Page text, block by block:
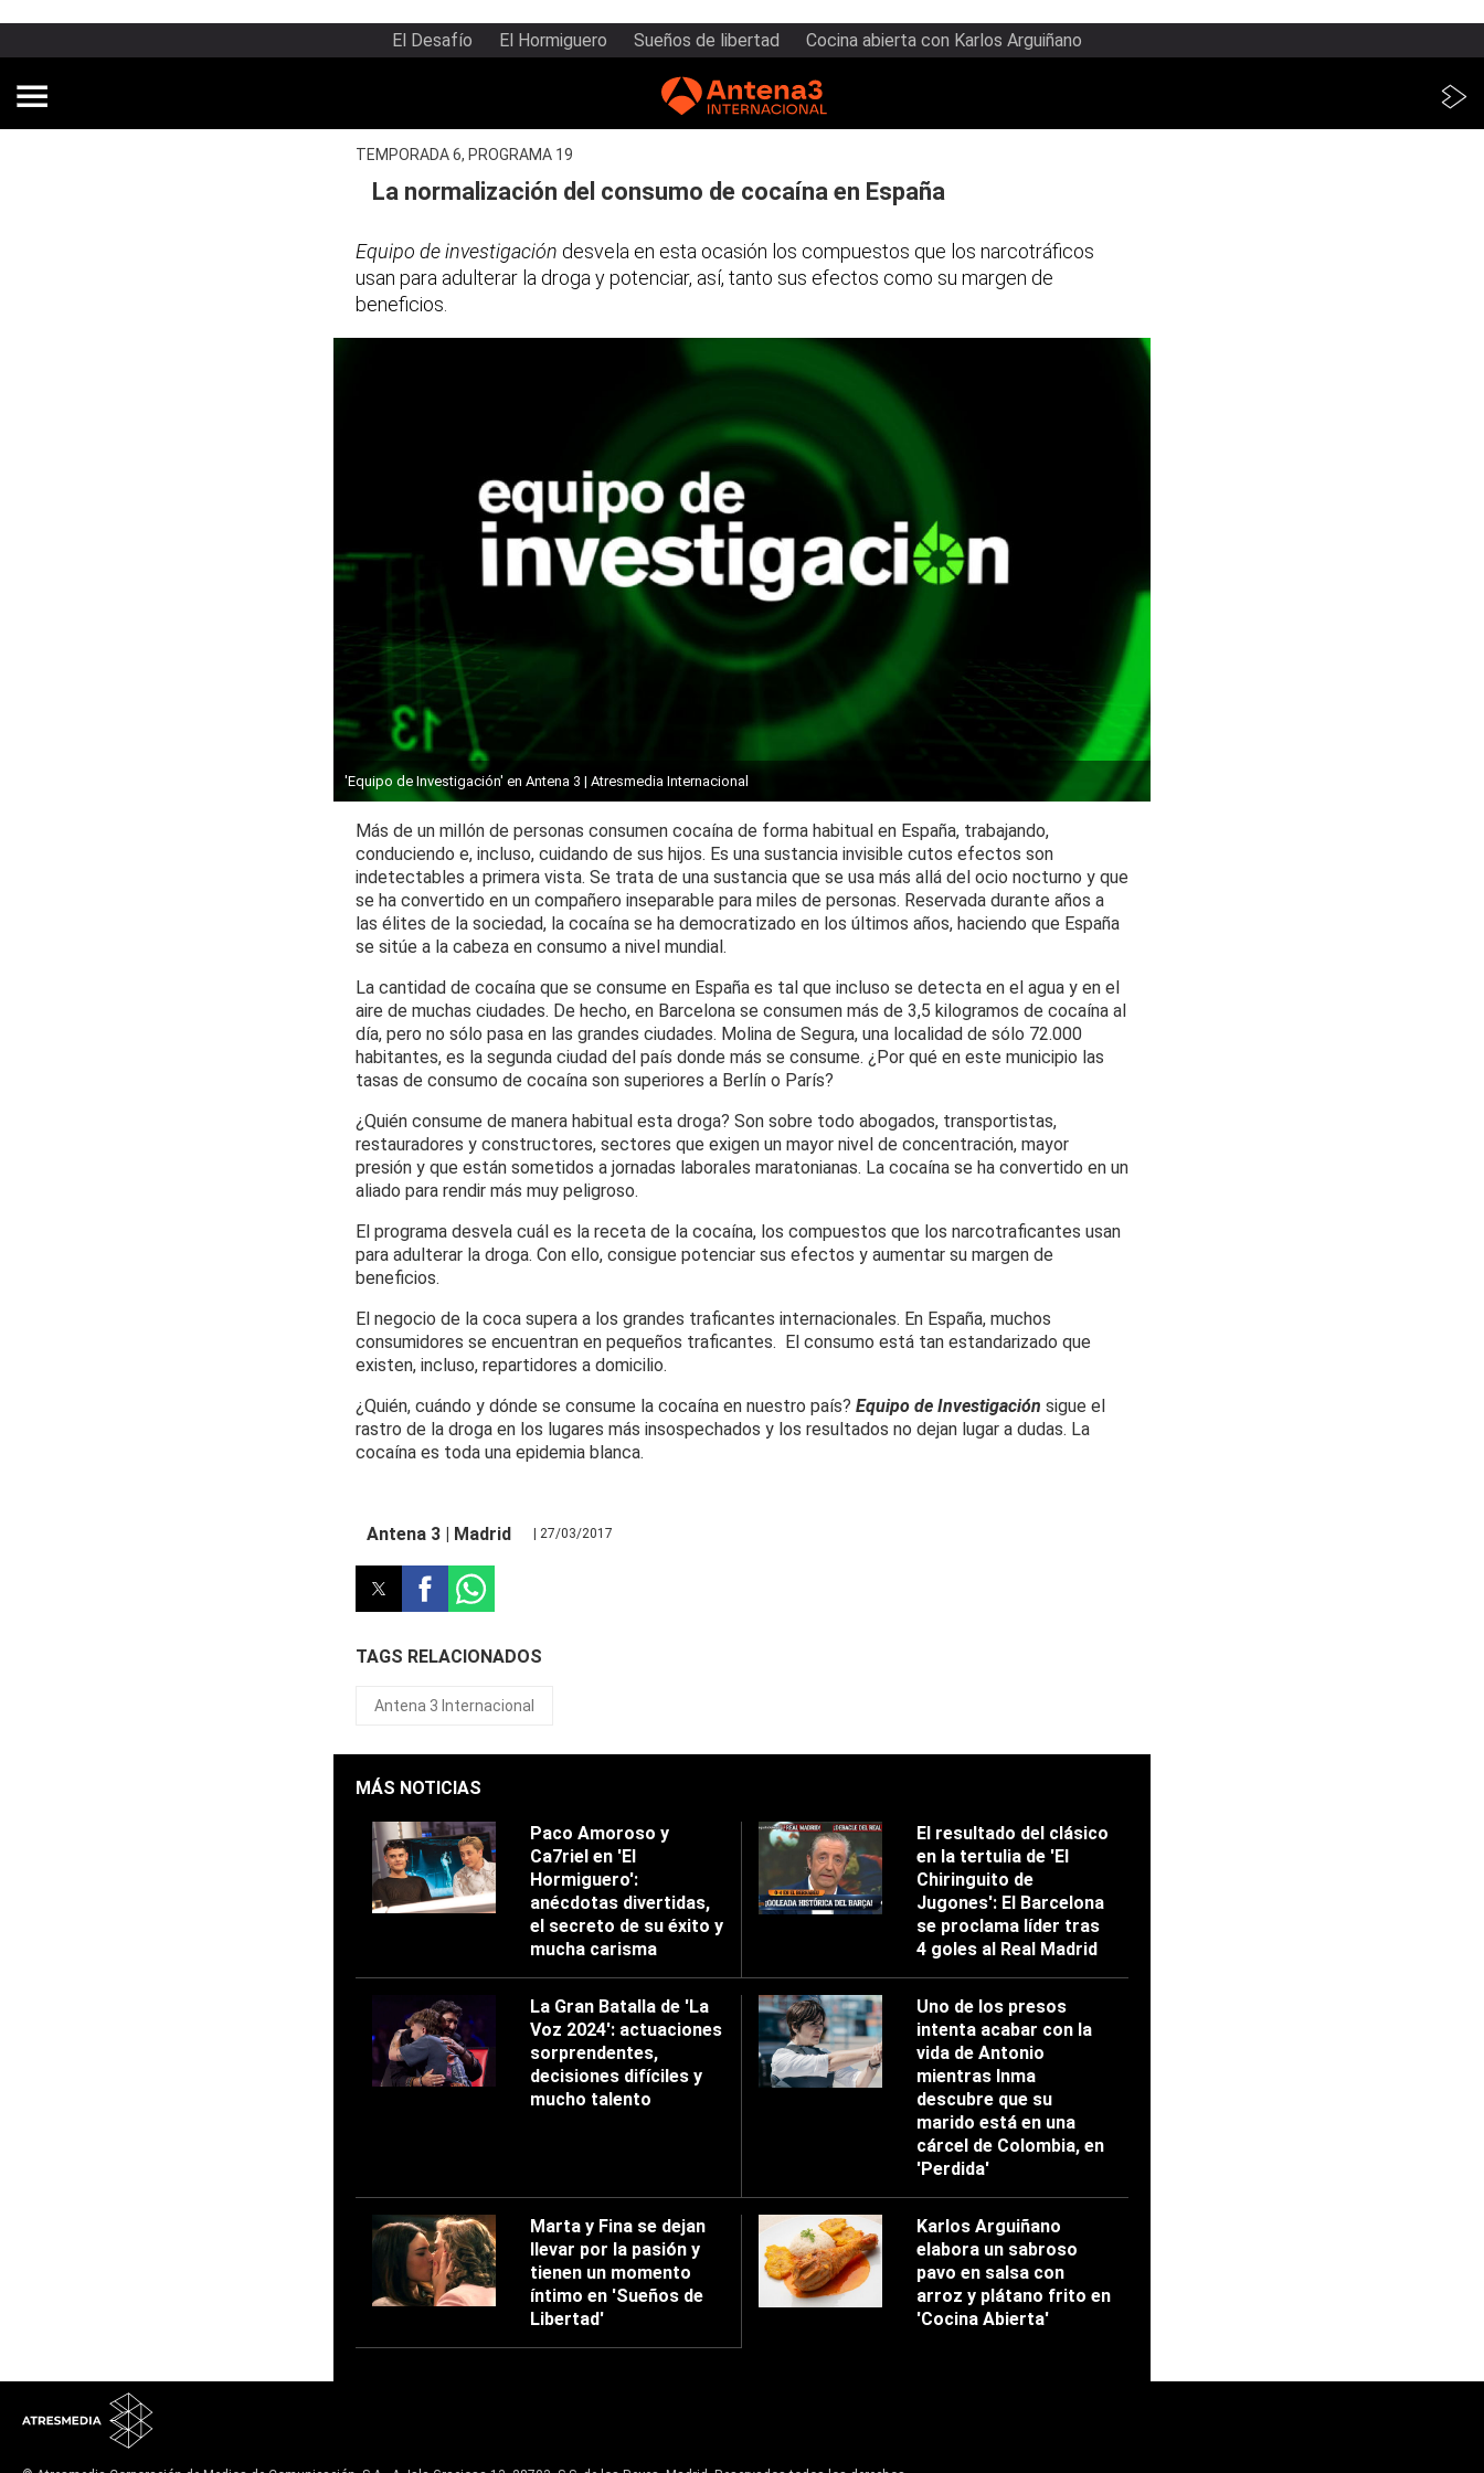
El Desafío El Hormiguero Sueños de libertad Cocina abierta con Karlos Arguiñano
TEMPORADA 6, PROGRAMA 19
La normalización del consumo de cocaína en España
Equipo de investigación desvela en esta ocasión los compuestos que los narcotráficos
usan para adulterar la droga y potenciar, así, tanto sus efectos como su margen de
beneficios.
'Equipo de Investigación' en Antena 3 | Atresmedia Internacional
Más de un millón de personas consumen cocaína de forma habitual en España, trabajando,
conduciendo e, incluso, cuidando de sus hijos. Es una sustancia invisible cutos efectos son
indetectables a primera vista. Se trata de una sustancia que se usa más allá del ocio nocturno y que
se ha convertido en un compañero inseparable para miles de personas. Reservada durante años a
las élites de la sociedad, la cocaína se ha democratizado en los últimos años, haciendo que España
se sitúe a la cabeza en consumo a nivel mundial.
La cantidad de cocaína que se consume en España es tal que incluso se detecta en el agua y en el
aire de muchas ciudades. De hecho, en Barcelona se consumen más de 3,5 kilogramos de cocaína al
día, pero no sólo pasa en las grandes ciudades. Molina de Segura, una localidad de sólo 72.000
habitantes, es la segunda ciudad del país donde más se consume. ¿Por qué en este municipio las
tasas de consumo de cocaína son superiores a Berlín o París?
¿Quién consume de manera habitual esta droga? Son sobre todo abogados, transportistas,
restauradores y constructores, sectores que exigen un mayor nivel de concentración, mayor
presión y que están sometidos a jornadas laborales maratonianas. La cocaína se ha convertido en un
aliado para rendir más muy peligroso.
El programa desvela cuál es la receta de la cocaína, los compuestos que los narcotraficantes usan
para adulterar la droga. Con ello, consigue potenciar sus efectos y aumentar su margen de
beneficios.
El negocio de la coca supera a los grandes traficantes internacionales. En España, muchos
consumidores se encuentran en pequeños traficantes. El consumo está tan estandarizado que
existen, incluso, repartidores a domicilio.
¿Quién, cuándo y dónde se consume la cocaína en nuestro país? Equipo de Investigación sigue el
rastro de la droga en los lugares más insospechados y los resultados no dejan lugar a dudas. La
cocaína es toda una epidemia blanca.
Antena 3 | Madrid | 27/03/2017
TAGS RELACIONADOS
Antena 3 Internacional
MÁS NOTICIAS
Paco Amoroso y
Ca7riel en 'El
Hormiguero':
anécdotas divertidas,
el secreto de su éxito y
mucha carisma
El resultado del clásico
en la tertulia de 'El
Chiringuito de
Jugones': El Barcelona
se proclama líder tras
4 goles al Real Madrid
La Gran Batalla de 'La
Voz 2024': actuaciones
sorprendentes,
decisiones difíciles y
mucho talento
Uno de los presos
intenta acabar con la
vida de Antonio
mientras Inma
descubre que su
marido está en una
cárcel de Colombia, en
'Perdida'
Marta y Fina se dejan
llevar por la pasión y
tienen un momento
íntimo en 'Sueños de
Libertad'
Karlos Arguiñano
elabora un sabroso
pavo en salsa con
arroz y plátano frito en
'Cocina Abierta'